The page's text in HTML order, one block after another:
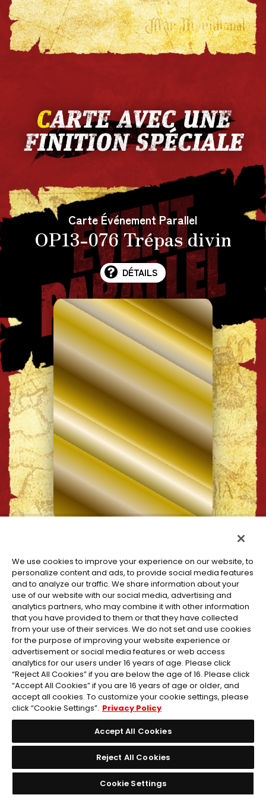
Carte Événement Parallel
OP13-076 Trépas divin
DÉTAILS
Événement avecdes estampillages.
Carte Spéciale
Version WANTED
DÉTAILS
We use cookies to improve your experience on our website, to
personalize content and ads, to provide social media features
and to analyze our traffic. We share information about your
use of our website with our social media, advertising and
analytics partners, who may combine it with other information
that you have provided to them or that they have collected
from your use of their services. We do not set and use cookies
for the purpose of improving your website experience or
advertisement or social media features or web access
analytics for our users under 16 years of age. Please click
“Reject All Cookies” if you are below the age of 16. Please click
“Accept All Cookies” if you are 16 years of age or older, and
accept all cookies. To customize your cookie settings, please
click “Cookie Settings”. Privacy Policy
Accept All Cookies
Reject All Cookies
Cookie Settings